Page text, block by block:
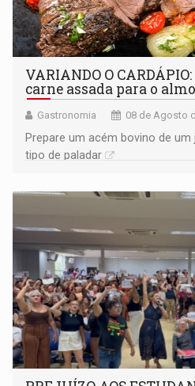
VARIANDO O
carne assada para o
Gastronomia 08 de Agosto
Prepare um acém bovino de
tipo de paladar